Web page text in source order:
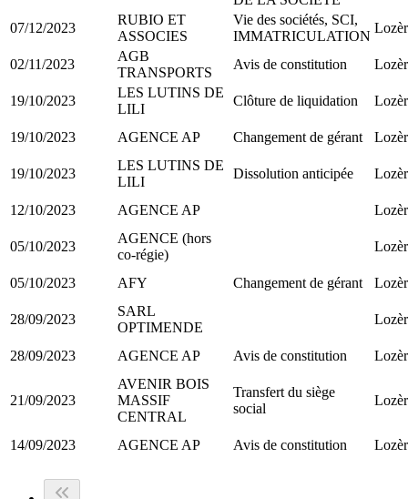
07/12/2023
RUBIO ET
ASSOCIES
Vie des sociétés, SCI,
IMMATRICULATION
02/11/2023
AGB
TRANSPORTS
Avis de constitution
19/10/2023
LES LUTINS DE
LILI
Clôture de liquidation
19/10/2023 AGENCE AP Changement de gérant
19/10/2023
LES LUTINS DE
LILI
Dissolution anticipée
12/10/2023 AGENCE AP
05/10/2023
AGENCE (hors
co-régie)
05/10/2023 AFY Changement de gérant
28/09/2023
SARL
OPTIMENDE
28/09/2023 AGENCE AP Avis de constitution
21/09/2023
AVENIR BOIS
MASSIF
CENTRAL
Transfert du siège
social
14/09/2023 AGENCE AP Avis de constitution